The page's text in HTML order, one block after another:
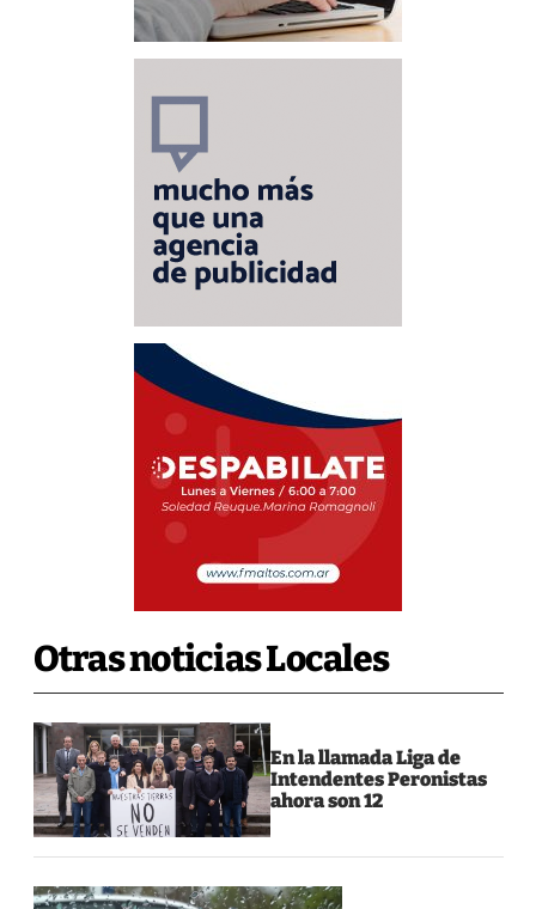
Otras noticias Locales
En la llamada Liga de
Intendentes Peronistas
ahora son 12